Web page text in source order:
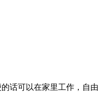
话可以在家里工作，自